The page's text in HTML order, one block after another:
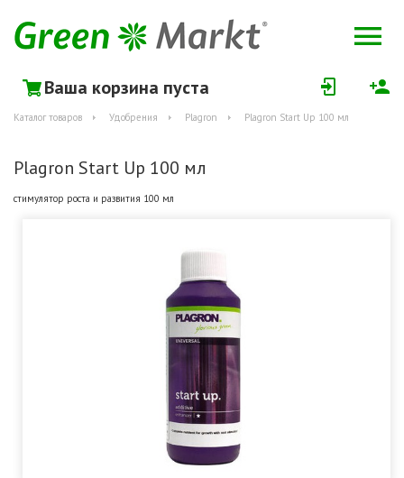
Ваша корзина пуста
Каталог товаров Удобрения Plagron Plagron Start Up 100 мл
Plagron Start Up 100 мл
стимулятор роста и развития 100 мл